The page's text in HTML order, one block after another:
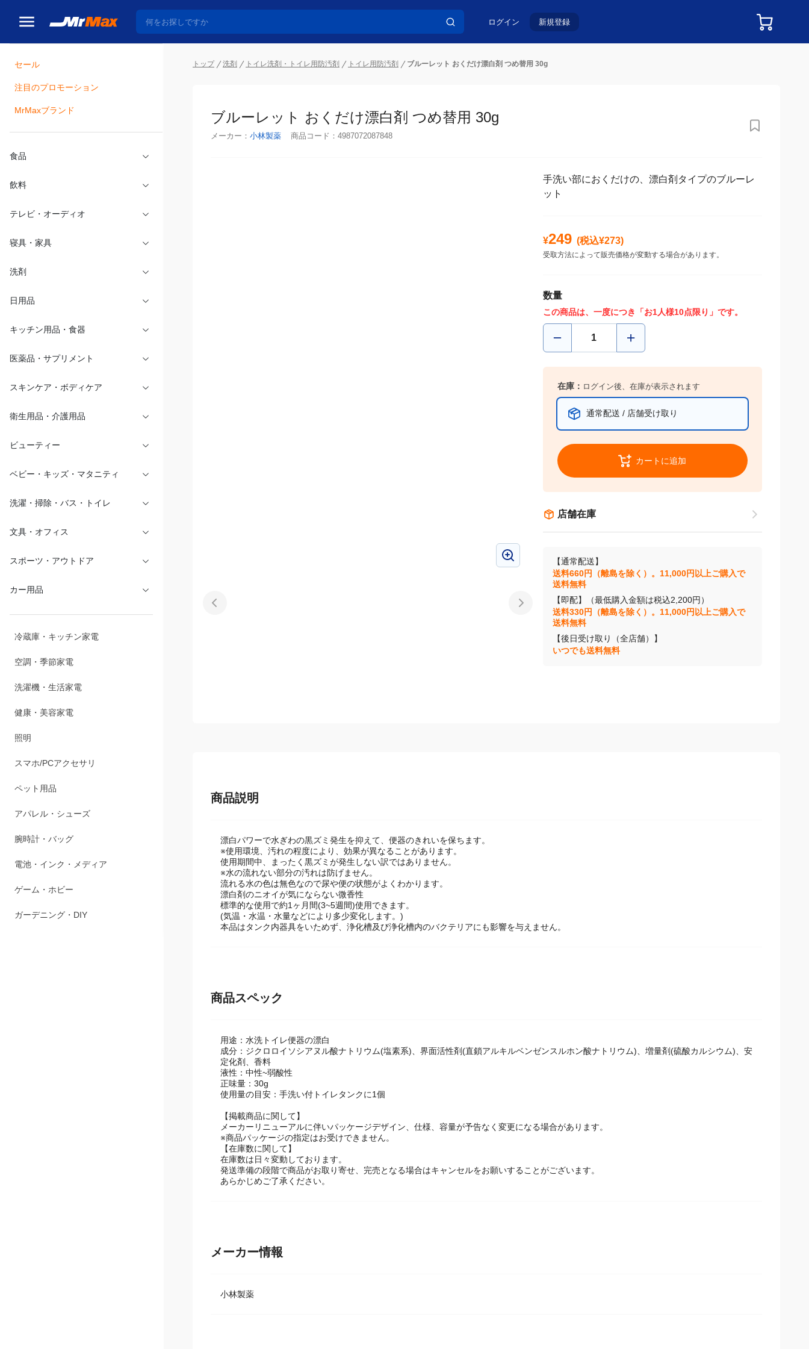
ログイン 新規登録
セール
注目のプロモーション
MrMaxブランド
食品
飲料
テレビ・オーディオ
寝具・家具
洗剤
日用品
カー用品
冷蔵庫・キッチン家電
空調・季節家電
洗濯機・生活家電
健康・美容家電
照明
スマホ/PCアクセサリ
トップ 洗剤 トイレ洗剤・トイレ用防汚剤 トイレ用防汚剤 ブルーレット おくだけ漂白剤 つめ替用 30g
ブルーレット おくだけ漂白剤 つめ替用 30g
メーカー： 小林製薬 商品コード： 4987072087848
手洗い部におくだけの、漂白剤タイプのブルーレ
ット
¥249 (税込¥273)
受取方法によって販売価格が変動する場合があります。
数量
この商品は、一度につき「お1人様10点限り」です。
在庫： ログイン後、在庫が表示されます
通常配送 / 店舗受け取り
カートに追加
店舗在庫
【通常配送】
送料660円（離島を除く）。11,000円以上ご購入で
送料無料
【即配】（最低購入金額は税込2,200円）
送料330円（離島を除く）。11,000円以上ご購入で
送料無料
【後日受け取り（全店舗）】
漂白パワーで水ぎわの黒ズミ発生を抑えて、便器のきれいを保ちます。
※使用環境、汚れの程度により、効果が異なることがあります。
使用期間中、まったく黒ズミが発生しない訳ではありません。
※水の流れない部分の汚れは防げません。
流れる水の色は無色なので尿や便の状態がよくわかります。
漂白剤のニオイが気にならない微香性
標準的な使用で約1ヶ月間(3~5週間)使用できます。
(気温・水温・水量などにより多少変化します。)
用途：水洗トイレ便器の漂白
成分：ジクロロイソシアヌル酸ナトリウム(塩素系)、界面活性剤(直鎖アルキルベンゼンスルホン酸ナトリウム)、増量剤(硫酸カルシウム)、安
定化剤、香料
液性：中性~弱酸性
正味量：30g
【掲載商品に関して】
メーカーリニューアルに伴いパッケージデザイン、仕様、容量が予告なく変更になる場合があります。
※商品パッケージの指定はお受けできません。
【在庫数に関して】
在庫数は日々変動しております。
発送準備の段階で商品がお取り寄せ、完売となる場合はキャンセルをお願いすることがございます。